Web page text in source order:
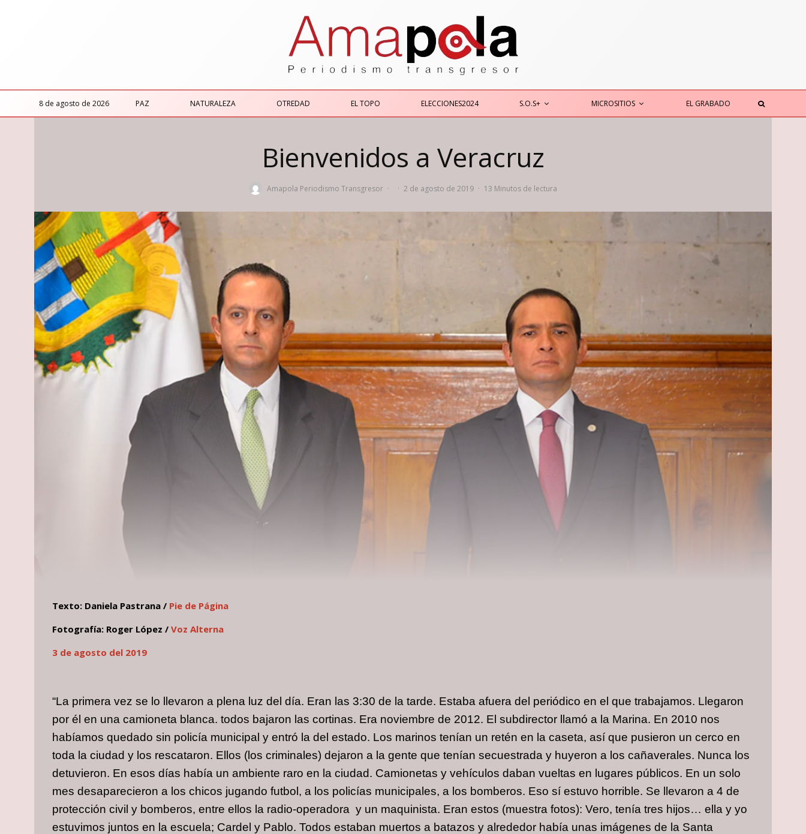
8 de agosto de 2026 PAZ NATURALEZA OTREDAD EL TOPO ELECCIONES2024 S.O.S+ MICROSITIOS EL GRABADO
Bienvenidos a Veracruz
Amapola Periodismo Transgresor · · 2 de agosto de 2019 · 13 Minutos de lectura
Texto: Daniela Pastrana / Pie de Página
Fotografía: Roger López / Voz Alterna
3 de agosto del 2019
“La primera vez se lo llevaron a plena luz del día. Eran las 3:30 de la tarde. Estaba afuera del periódico en el que trabajamos. Llegaron
por él en una camioneta blanca. todos bajaron las cortinas. Era noviembre de 2012. El subdirector llamó a la Marina. En 2010 nos
habíamos quedado sin policía municipal y entró la del estado. Los marinos tenían un retén en la caseta, así que pusieron un cerco en
toda la ciudad y los rescataron. Ellos (los criminales) dejaron a la gente que tenían secuestrada y huyeron a los cañaverales. Nunca los
detuvieron. En esos días había un ambiente raro en la ciudad. Camionetas y vehículos daban vueltas en lugares públicos. En un solo
mes desaparecieron a los chicos jugando futbol, a los policías municipales, a los bomberos. Eso sí estuvo horrible. Se llevaron a 4 de
protección civil y bomberos, entre ellos la radio-operadora y un maquinista. Eran estos (muestra fotos): Vero, tenía tres hijos… ella y yo
estuvimos juntos en la escuela; Cardel y Pablo. Todos estaban muertos a batazos y alrededor había unas imágenes de la Santa